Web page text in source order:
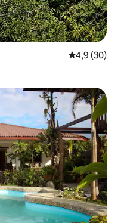
4,9 de uma
4,9 (30)